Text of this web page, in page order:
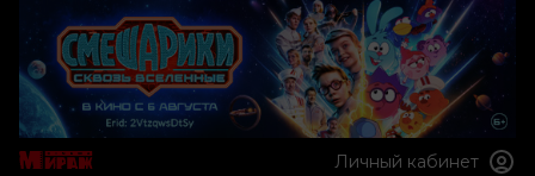
Личный кабинет